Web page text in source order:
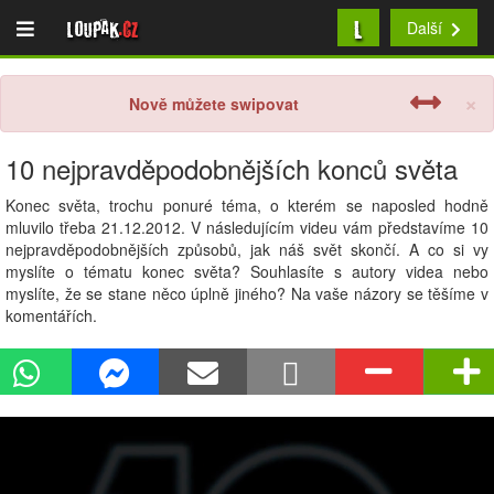
Loupak.cz L Další
×
Nově můžete swipovat
10 nejpravděpodobnějších konců světa
Konec světa, trochu ponuré téma, o kterém se naposled hodně
mluvilo třeba 21.12.2012. V následujícím videu vám představíme 10
nejpravděpodobnějších způsobů, jak náš svět skončí. A co si vy
myslíte o tématu konec světa? Souhlasíte s autory videa nebo
myslíte, že se stane něco úplně jiného? Na vaše názory se těšíme v
komentářích.